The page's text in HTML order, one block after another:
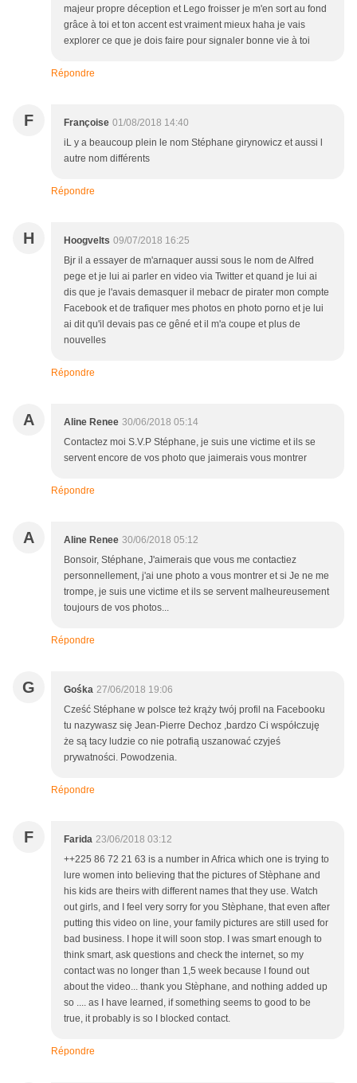
majeur propre déception et Lego froisser je m'en sort au fond
grâce à toi et ton accent est vraiment mieux haha je vais
explorer ce que je dois faire pour signaler bonne vie à toi
Répondre
F Françoise 01/08/2018 14:40
iL y a beaucoup plein le nom Stéphane girynowicz et aussi l
autre nom différents
Répondre
H Hoogvelts 09/07/2018 16:25
Bjr il a essayer de m'arnaquer aussi sous le nom de Alfred
pege et je lui ai parler en video via Twitter et quand je lui ai
dis que je l'avais demasquer il mebacr de pirater mon compte
Facebook et de trafiquer mes photos en photo porno et je lui
ai dit qu'il devais pas ce gêné et il m'a coupe et plus de
nouvelles
Répondre
A Aline Renee 30/06/2018 05:14
Contactez moi S.V.P Stéphane, je suis une victime et ils se
servent encore de vos photo que jaimerais vous montrer
Répondre
A Aline Renee 30/06/2018 05:12
Bonsoir, Stéphane, J'aimerais que vous me contactiez
personnellement, j'ai une photo a vous montrer et si Je ne me
trompe, je suis une victime et ils se servent malheureusement
toujours de vos photos...
Répondre
G Gośka 27/06/2018 19:06
Cześć Stéphane w polsce też krąży twój profil na Facebooku
tu nazywasz się Jean-Pierre Dechoz ,bardzo Ci współczuję
że są tacy ludzie co nie potrafią uszanować czyjeś
prywatności. Powodzenia.
Répondre
F Farida 23/06/2018 03:12
++225 86 72 21 63 is a number in Africa which one is trying to
lure women into believing that the pictures of Stèphane and
his kids are theirs with different names that they use. Watch
out girls, and I feel very sorry for you Stèphane, that even after
putting this video on line, your family pictures are still used for
bad business. I hope it will soon stop. I was smart enough to
think smart, ask questions and check the internet, so my
contact was no longer than 1,5 week because I found out
about the video... thank you Stèphane, and nothing added up
so .... as I have learned, if something seems to good to be
true, it probably is so I blocked contact.
Répondre